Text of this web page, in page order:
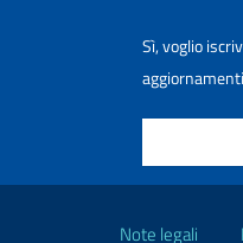
Sì, voglio
Note legali